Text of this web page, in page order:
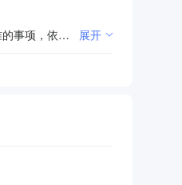
围绕信息通信行业管理进行研讨、协调、咨询、培训、评优、展览、出版刊物、信息交流和接受委托提供服务。（属于法律法规规定须经批准的事项，依法经批准后开展） 展开